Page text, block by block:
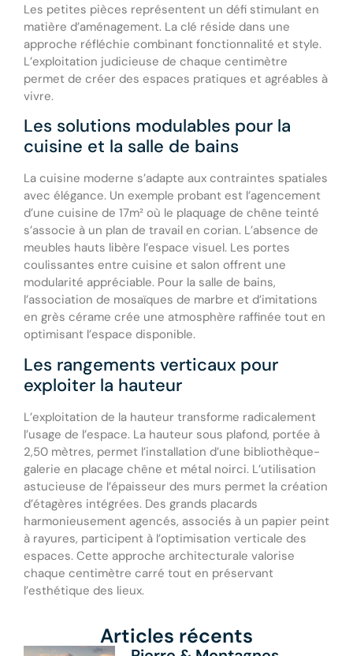
Les petites pièces représentent un défi stimulant en
matière d’aménagement. La clé réside dans une
approche réfléchie combinant fonctionnalité et style.
L’exploitation judicieuse de chaque centimètre
permet de créer des espaces pratiques et agréables à
vivre.
Les solutions modulables pour la
cuisine et la salle de bains
La cuisine moderne s’adapte aux contraintes spatiales
avec élégance. Un exemple probant est l’agencement
d’une cuisine de 17m² où le plaquage de chêne teinté
s’associe à un plan de travail en corian. L’absence de
meubles hauts libère l’espace visuel. Les portes
coulissantes entre cuisine et salon offrent une
modularité appréciable. Pour la salle de bains,
l’association de mosaïques de marbre et d’imitations
en grès cérame crée une atmosphère raffinée tout en
optimisant l’espace disponible.
Les rangements verticaux pour
exploiter la hauteur
L’exploitation de la hauteur transforme radicalement
l’usage de l’espace. La hauteur sous plafond, portée à
2,50 mètres, permet l’installation d’une bibliothèque-
galerie en placage chêne et métal noirci. L’utilisation
astucieuse de l’épaisseur des murs permet la création
d’étagères intégrées. Des grands placards
harmonieusement agencés, associés à un papier peint
à rayures, participent à l’optimisation verticale des
espaces. Cette approche architecturale valorise
chaque centimètre carré tout en préservant
l’esthétique des lieux.
Articles récents